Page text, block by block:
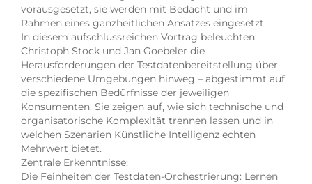
vorausgesetzt, sie werden mit Bedacht und im
Rahmen eines ganzheitlichen Ansatzes eingesetzt.
In diesem aufschlussreichen Vortrag beleuchten
Christoph Stock und Jan Goebeler die
Herausforderungen der Testdatenbereitstellung über
verschiedene Umgebungen hinweg – abgestimmt auf
die spezifischen Bedürfnisse der jeweiligen
Konsumenten. Sie zeigen auf, wie sich technische und
organisatorische Komplexität trennen lassen und in
welchen Szenarien Künstliche Intelligenz echten
Mehrwert bietet.
Zentrale Erkenntnisse:
Die Feinheiten der Testdaten-Orchestrierung: Lernen